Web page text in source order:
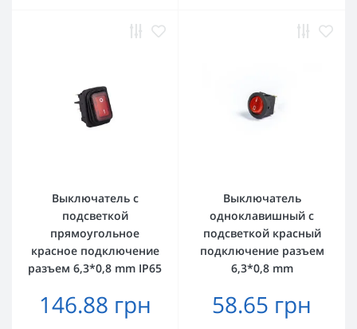
Выключатель с
подсветкой
прямоугольное
красное подключение
разъем 6,3*0,8 mm IP65
146.88 грн
Выключатель
одноклавишный с
подсветкой красный
подключение разъем
6,3*0,8 mm
58.65 грн